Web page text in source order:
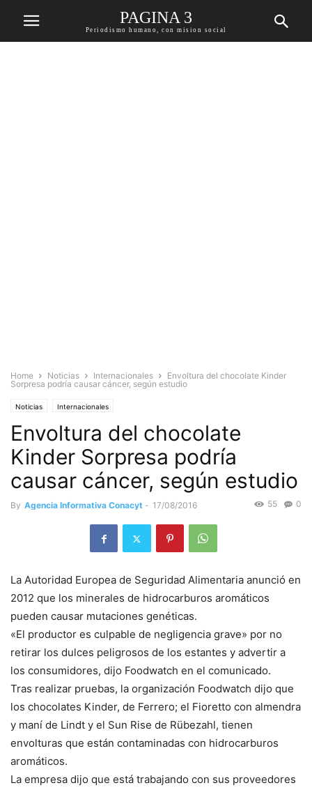
PAGINA 3
Periodismo humano, con mision social
Home Noticias Internacionales
Envoltura del chocolate Kinder
Sorpresa podría causar cáncer, según estudio
Noticias Internacionales
Envoltura del chocolate
Kinder Sorpresa podría
causar cáncer, según estudio
By Agencia Informativa Conacyt - 17/08/2016 0
55
La Autoridad Europea de Seguridad Alimentaria anunció en
2012 que los minerales de hidrocarburos aromáticos
pueden causar mutaciones genéticas.
«El productor es culpable de negligencia grave» por no
retirar los dulces peligrosos de los estantes y advertir a
los consumidores, dijo Foodwatch en el comunicado.
Tras realizar pruebas, la organización Foodwatch dijo que
los chocolates Kinder, de Ferrero; el Fioretto con almendra
y maní de Lindt y el Sun Rise de Rübezahl, tienen
envolturas que están contaminadas con hidrocarburos
aromáticos.
La empresa dijo que está trabajando con sus proveedores